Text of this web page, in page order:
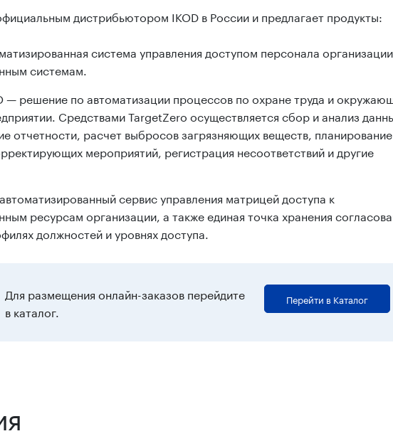
дистрибьютором IKOD в России и предлагает продукты:
система управления доступом персонала
системам.
— решение по автоматизации процессов по охране труда и
Средствами TargetZero осуществляется сбор и анализ
отчетности, расчет выбросов загрязняющих веществ, планирование
мероприятий, регистрация несоответствий и другие
сервис управления матрицей доступа к
ресурсам организации, а также единая точка хранения
должностей и уровнях доступа.
Для размещения онлайн-заказов перейдите
в каталог.
Перейти в Каталог